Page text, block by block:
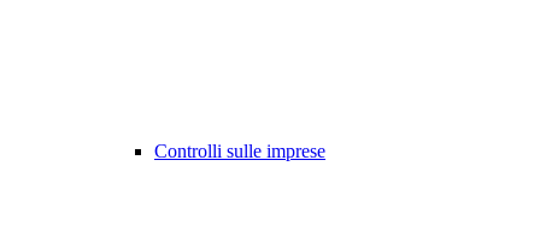
Controlli sulle imprese